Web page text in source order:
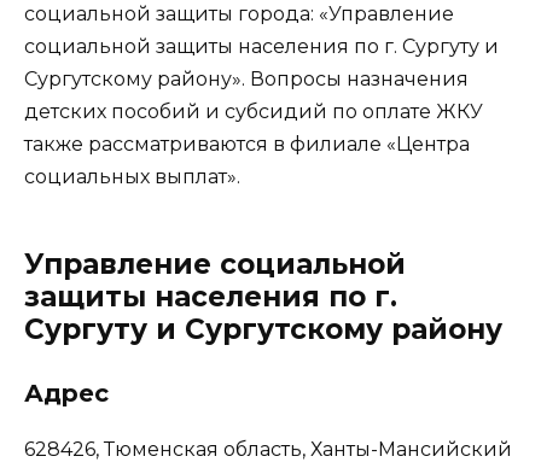
социальной защиты города: «Управление
социальной защиты населения по г. Сургуту и
Сургутскому району». Вопросы назначения
детских пособий и субсидий по оплате ЖКУ
также рассматриваются в филиале «Центра
социальных выплат».
Управление социальной
защиты населения по г.
Сургуту и Сургутскому району
Адрес
628426, Тюменская область, Ханты-Мансийский